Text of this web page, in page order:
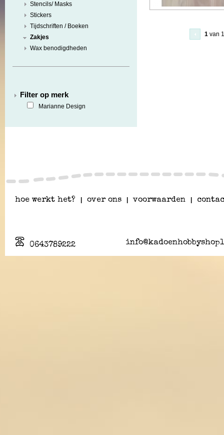
Stencils/ Masks
Stickers
Tijdschriften / Boeken
Zakjes
Wax benodigdheden
Filter op merk
Marianne Design
1van 1
hoe werkt het? over ons voorwaarden
0643789222